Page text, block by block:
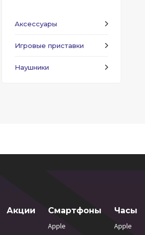
Аксессуары
Игровые приставки
Наушники
Акции Смартфоны
Apple
Часы
Apple